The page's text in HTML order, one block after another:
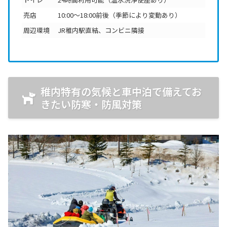
売店
10:00～18:00前後（季節により変動あり）
周辺環境
JR稚内駅直結、コンビニ隣接
稚内特有の気候と車中泊で備えてお
きたい防寒・防風対策